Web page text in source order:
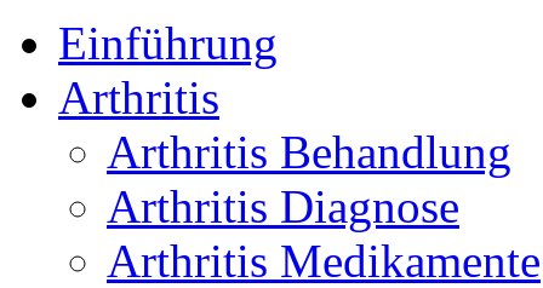
Einführung
Arthritis
Arthritis Behandlung
Arthritis Diagnose
Arthritis Medikamente